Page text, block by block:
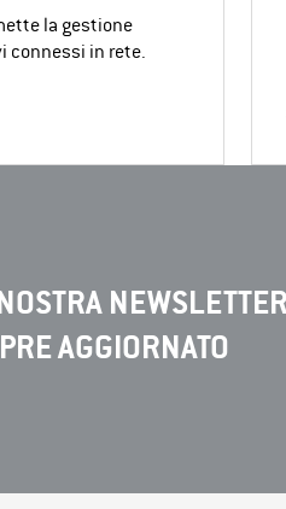
la gestione
connessi in rete.
AGGIORNATO